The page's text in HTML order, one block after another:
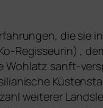
die sie
Regisseurin) ,
Wohlatz sanft-
wei­te­rer